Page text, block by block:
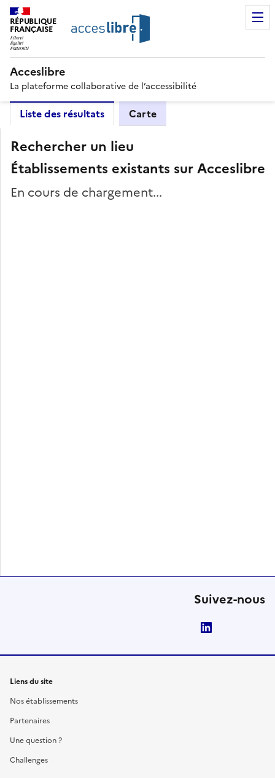
RÉPUBLIQUE
FRANÇAISE
Acceslibre
La plateforme collaborative de l’accessibilité
Liste des résultats Carte
Rechercher un lieu
Établissements existants sur Acceslibre
En cours de chargement...
Suivez-nous
Liens du site
Nos établissements
Partenaires
Une question ?
Challenges